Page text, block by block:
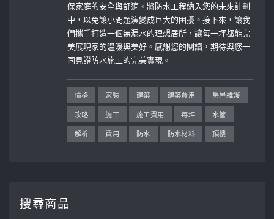
保家庭的安全與舒適。將防水工程納入您的未來計劃
中，以免讓小問題演變成巨大的困擾。接下來，讓我
們攜手打造一個無漏水的理想居所，讓每一坪都能完
美展現家的溫暖與美好。感謝您的閱讀，期待與您一
同見證防水施工的完美實現。
價格 家裝 建築 建築費用 房屋維護
攻略 施工 施工費用 每坪 水管
解析 費用 防水 防水材料 頂樓
搜尋商品